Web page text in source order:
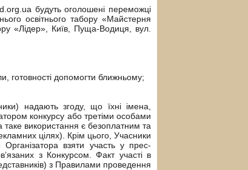
будуть оголошені переможці
освітнього табору «Майстерня
«Лідер», Київ, Пуща-Водиця, вул.
готовності допомогти ближньому;
надають згоду, що їхні імена,
конкурсу або третіми особами
таке використання є безоплатним та
цілях). Крім цього, Учасники
взяти участь у прес-
з Конкурсом. Факт участі в
з Правилами проведення